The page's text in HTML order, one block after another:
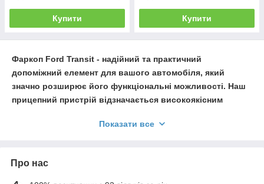
Купити Купити
Фаркоп Ford Transit - надійний та практичний
допоміжний елемент для вашого автомобіля, який
значно розширює його функціональні можливості. Наш
прицепний пристрій відзначається високоякісним
довговічність та безпеку використання.
для Ford
Завдяки сучасним технологіям та відмінній якості матеріалів,
наші фаркопи витримують великі навантаження і
Показати все
Про нас